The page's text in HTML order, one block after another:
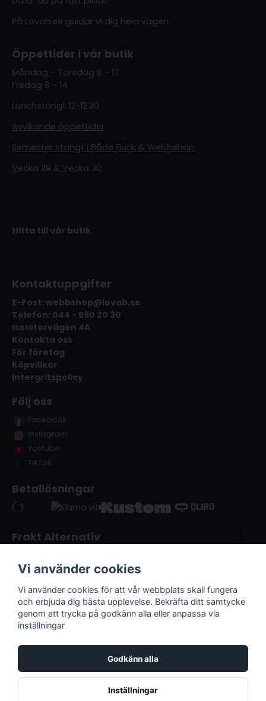
På Lovab.se guidar vi dig hela vägen.
Öppettider i vår butik
Måndag - Torsdag 8 - 17
Fredag 8 - 14
Lunchstängt 12-12.30
Avvikande öppettider
Semester stängt i Både Butik & Webbshop
Vecka 29 & Vecka 30
Hitta till vår butik
Kontaktuppgifter
E-Post: webbshop@lovab.se
Telefon: 044 - 590 20 30
Isolatorvägen 4A
Kontakta oss
För företag
Köpvillkor
Intergritspolicy
Följ oss
Facebook
Instagram
Youtube
TikTok
Betallösningar
Frakt Alternativ
Lack & Verktyg i Kristianstad | © Copyright
Vi använder cookies
Vi använder cookies för att vår webbplats skall fungera
och erbjuda dig bästa upplevelse. Bekräfta ditt samtycke
genom att trycka på godkänn alla eller anpassa via
inställningar
Godkänn alla
Inställningar